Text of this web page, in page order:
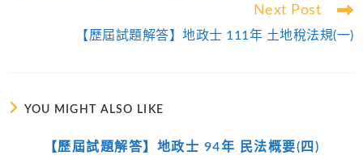
Next Post
【歷屆試題解答】地政士 111年 土地稅法規(一)
YOU MIGHT ALSO LIKE
【歷屆試題解答】地政士 94年 民法概要(四)